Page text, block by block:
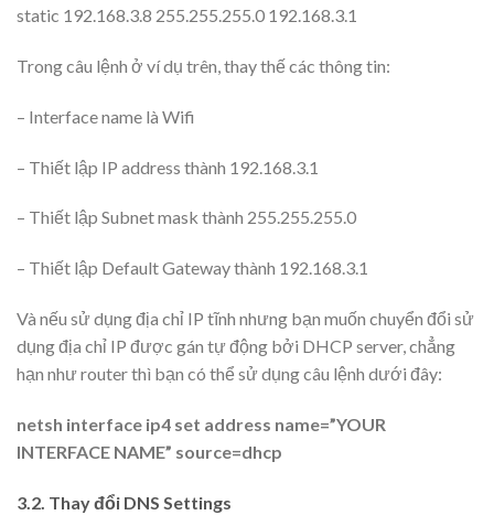
static 192.168.3.8 255.255.255.0 192.168.3.1
Trong câu lệnh ở ví dụ trên, thay thế các thông tin:
– Interface name là Wifi
– Thiết lập IP address thành 192.168.3.1
– Thiết lập Subnet mask thành 255.255.255.0
– Thiết lập Default Gateway thành 192.168.3.1
Và nếu sử dụng địa chỉ IP tĩnh nhưng bạn muốn chuyển đổi sử
dụng địa chỉ IP được gán tự động bởi DHCP server, chẳng
hạn như router thì bạn có thể sử dụng câu lệnh dưới đây:
netsh interface ip4 set address name=”YOUR
INTERFACE NAME” source=dhcp
3.2. Thay đổi DNS Settings